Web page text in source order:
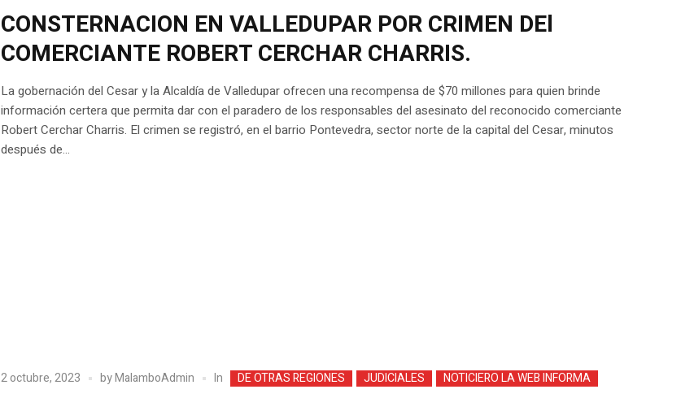
CONSTERNACION EN VALLEDUPAR POR CRIMEN DEl
COMERCIANTE ROBERT CERCHAR CHARRIS.
La gobernación del Cesar y la Alcaldía de Valledupar ofrecen una recompensa de $70 millones para quien brinde
información certera que permita dar con el paradero de los responsables del asesinato del reconocido comerciante
Robert Cerchar Charris. El crimen se registró, en el barrio Pontevedra, sector norte de la capital del Cesar, minutos
después de...
2 octubre, 2023 byMalamboAdmin In DE OTRAS REGIONES JUDICIALES NOTICIERO LA WEB INFORMA